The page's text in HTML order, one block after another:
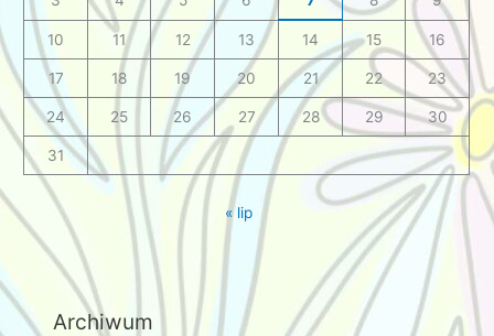
10 11 12 13 14 15 16
17 18 19 20 21 22 23
24 25 26 27 28 29 30
31
« lip
Archiwum